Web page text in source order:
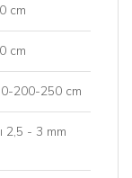
cm
cm
200-250 cm
2,5 - 3 mm